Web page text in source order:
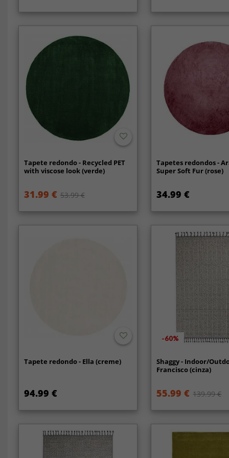
Tapete redondo - Recycled PET
with viscose look (verde)
31.99 € 53.99 €
Tapetes redondos -
Super Soft Fur (rose)
34.99 €
Tapete redondo - Ella (creme)
94.99 €
-60%
Shaggy - Indoor/
Francisco (cinza)
55.99 € 139.99 €